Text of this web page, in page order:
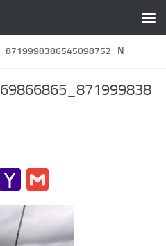
Yahoo
Mail